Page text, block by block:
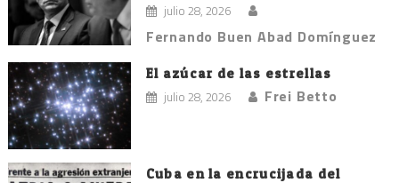
julio 28, 2026
Fernando Buen Abad Domínguez
El azúcar de las estrellas
julio 28, 2026 Frei Betto
Cuba en la encrucijada del